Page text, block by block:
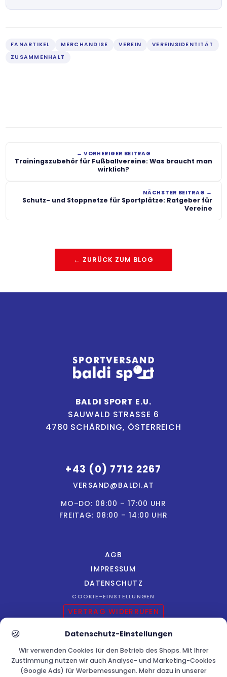
FANARTIKEL MERCHANDISE VEREIN
VEREINSIDENTITÄT
ZUSAMMENHALT
← VORHERIGER BEITRAG
Trainingszubehör für Fußballvereine: Was braucht man
wirklich?
NÄCHSTER BEITRAG →
Schutz- und Stoppnetze für Sportplätze: Ratgeber für
Vereine
← ZURÜCK ZUM BLOG
BALDI SPORT E.U.
SAUWALD STRASSE 6
4780 SCHÄRDING, ÖSTERREICH
+43 (0) 7712 2267
VERSAND@BALDI.AT
MO–DO: 08:00 – 17:00 UHR
FREITAG: 08:00 – 14:00 UHR
AGB
IMPRESSUM
DATENSCHUTZ
COOKIE-EINSTELLUNGEN
VERTRAG WIDERRUFEN
© Copyright Baldi Sport e.U. 2026. Alle Rechte vorbehalten.
🍪 Datenschutz-Einstellungen
Wir verwenden Cookies für den Betrieb des Shops. Mit Ihrer
Zustimmung nutzen wir auch Analyse- und Marketing-Cookies
(Google Ads) für Werbemessungen. Mehr dazu in unserer